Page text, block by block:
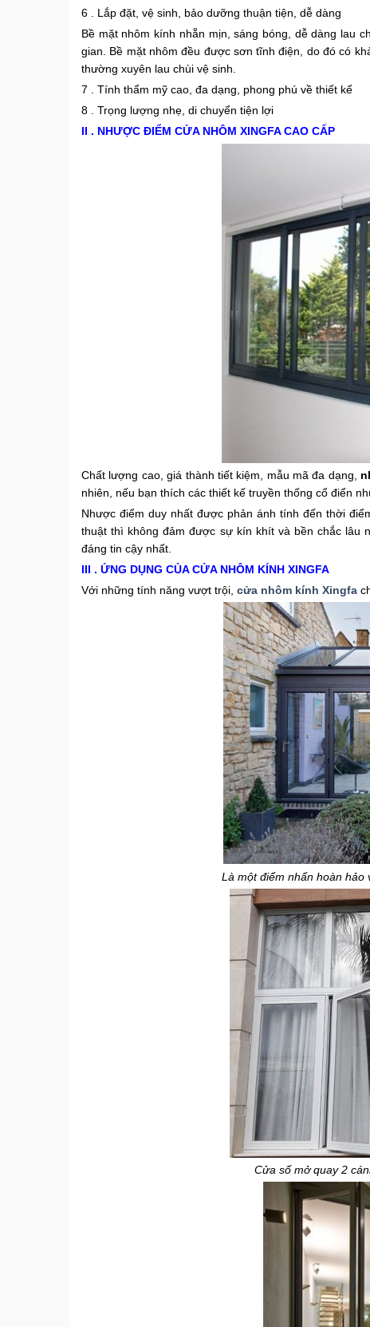
6 . Lắp đặt, vệ sinh, bảo dưỡng thuận tiện, dễ dàng
Bề mặt nhôm kính nhẵn mịn, sáng bóng, dễ dàng lau
gian. Bề mặt nhôm đều được sơn tĩnh điện, do đó có
thường xuyên lau chùi vệ sinh.
7 . Tính thẩm mỹ cao, đa dạng, phong phú về thiết kế
8 . Trọng lượng nhẹ, di chuyển tiện lợi
II . NHƯỢC ĐIỂM CỬA NHÔM XINGFA CAO CẤP
Chất lượng cao, giá thành tiết kiệm, mẫu mã đa dạng,
nhiên, nếu bạn thích các thiết kế truyền thống cổ điển
Nhược điểm duy nhất được phản ánh tính đến thời
thuật thì không đảm được sự kín khít và bền chắc lâu
đáng tin cậy nhất.
III . ỨNG DỤNG CỦA CỬA NHÔM KÍNH XINGFA
Với những tính năng vượt trội, cửa nhôm kính Xingfa
Là một điểm nhấn hoàn hảo
Cửa số mở quay 2